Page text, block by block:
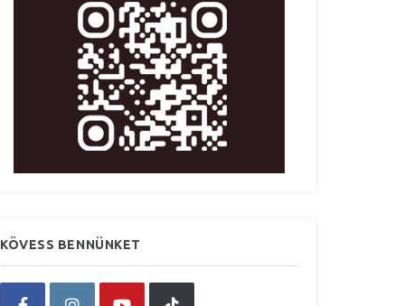
KÖVESS BENNÜNKET